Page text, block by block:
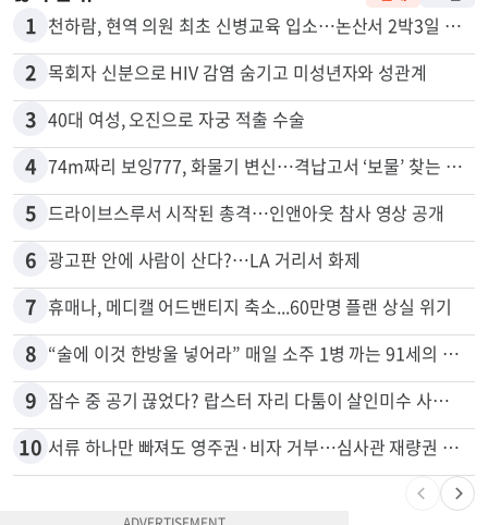
많이 본 뉴스
1
2 목회자 신분으로 HIV 감염 숨기고 미성년자와 성관계
3 40대 여성, 오진으로 자궁 적출 수술
4
5 드라이브스루서 시작된 총격…인앤아웃 참사 영상 공개
6 광고판 안에 사람이 산다?…LA 거리서 화제
7 휴매나, 메디캘 어드밴티지 축소...60만명 플랜 상실 위기
8 “술에 이것 한방울 넣어라” 매일 소주 1병 까는 91세의 철칙
9 잠수 중 공기 끊었다? 랍스터 자리 다툼이 살인미수 사건으로
서류 하나만 빠져도 영주권·비자 거부…심사관 재량권 대폭 확대